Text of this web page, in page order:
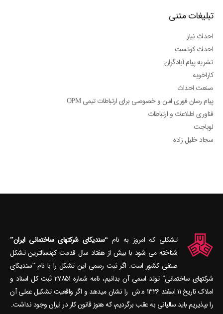
تبلیغات متنی
احداث نیاز
احداث کوئست
نشریه پیام آبادگران
کاراخوبه
صنعت احداث
پیام رسان فوری امن و خصوصی برای ارتباطات تیمی OPM
فناوری اطلاعات و ارتباطات
لوباجت
سجاد خلیل زاده
تشکلی که امروز به نام“سندیکای شرکتهای ساختمانی ایران”
شناخته می‎ شود با بیش از هفتاد سال قدمت کهنسال‎ترین تشکل
صنفی کشور است. اگر ثبت رسمی این تشکل را با نام “سندیکای
شرکتهای ساختمانی” تولد اسمی آن بدانیم، نامه شماره ۲۷۸۵۱ ثبت کل اسناد و
املاک تاریخ ۱۱ اسفند ۱۳۲۶ ه.ش را نشان می‎دهد و اگر واقعیت تشکیل عملی آن
را بپذیریم باید سالیانی به عقب برگردیم، که هنوز قانون کار در ایران وجود نداشت.